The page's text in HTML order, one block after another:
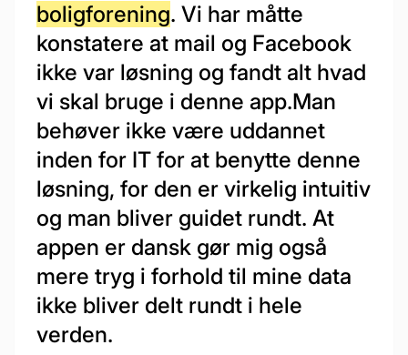
boligforening. Vi har måtte
konstatere at mail og Facebook
ikke var løsning og fandt alt hvad
vi skal bruge i denne app.Man
behøver ikke være uddannet
inden for IT for at benytte denne
løsning, for den er virkelig intuitiv
og man bliver guidet rundt. At
appen er dansk gør mig også
mere tryg i forhold til mine data
ikke bliver delt rundt i hele
verden.